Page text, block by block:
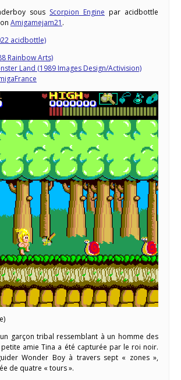
sous Scorpion Engine par acidbottle
Amigamejam21 .
acidbottle)
Rainbow Arts)
Land (1989 Images Design/Activision)
garçon tribal ressemblant à un homme des
amie Tina a été capturée par le roi noir.
Wonder Boy à travers sept « zones »,
de quatre « tours ».